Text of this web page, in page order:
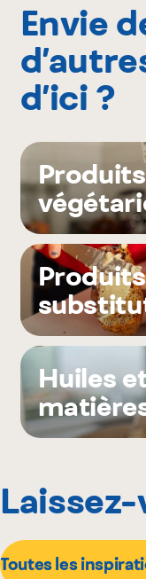
Envie
d’ici ?
Produits
Huiles
Toutes les